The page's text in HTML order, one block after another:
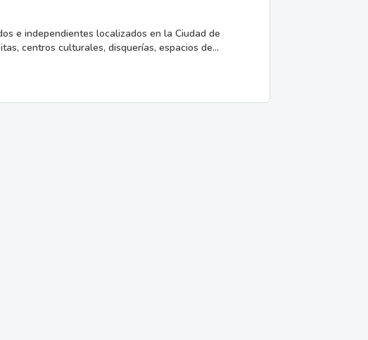
e independientes localizados en la Ciudad de
centros culturales, disquerías, espacios de...